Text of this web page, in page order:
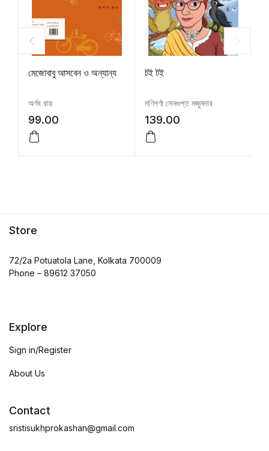
মেজোবাবু আসবেন ও অন্যান্য
অর্ণব রায়
99.00
টই টই
মণিপর্ণা সেনগুপ্ত মজুমদার
139.00
Store
72/2a Potuatola Lane, Kolkata 700009
Phone – 89612 37050
Explore
Sign in/Register
About Us
Contact
sristisukhprokashan@gmail.com